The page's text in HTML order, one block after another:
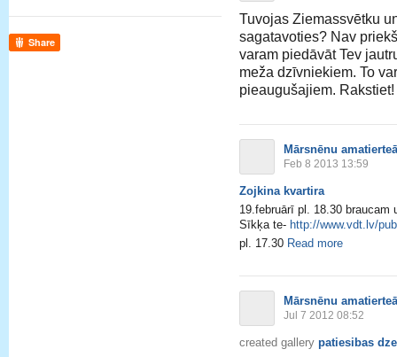
Share
Tuvojas Ziemassvētku
sagatavoties? Nav
varam piedāvāt Tev
meža dzīvniekiem. To
pieaugušajiem.
Mārsnēnu
Feb 8 2013 13:59
Zojkina kvartira
19.februārī pl. 18.30 braucam
Sīkķa te- http://www.vdt.lv/
pl. 17.30 Read more
Mārsnēnu
Jul 7 2012 08:52
created gallery patiesibas